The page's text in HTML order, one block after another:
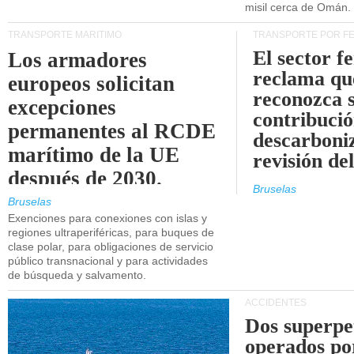
misil cerca de Omán.
TRANSPORTE MARÍTIMO
Los armadores
europeos solicitan
excepciones
permanentes al RCDE
marítimo de la UE
después de 2030.
Bruselas
Exenciones para conexiones con islas y
regiones ultraperiféricas, para buques de
clase polar, para obligaciones de servicio
público transnacional y para actividades
de búsqueda y salvamento.
TRANSPORTE POR
El sector
reclama
reconozca
revisión
Bruselas
ACCIDENTES
Dos
operados